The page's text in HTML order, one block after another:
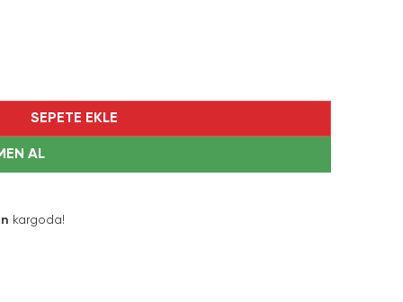
SEPETE EKLE
AL
kargoda!